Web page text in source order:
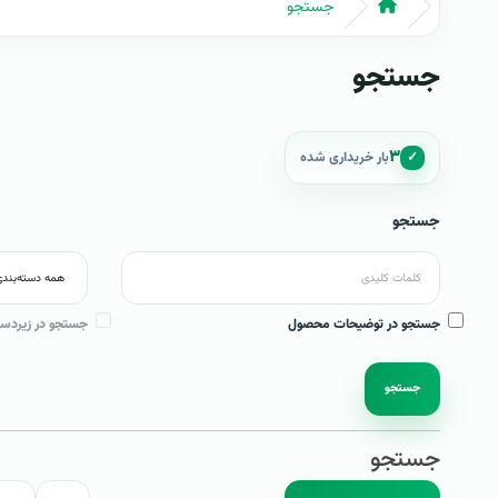
جستجو
جستجو
✓ ۳بار خریداری شده
جستجو
جستجو در توضیحات محصول جستجو در
جستجو
جستجو